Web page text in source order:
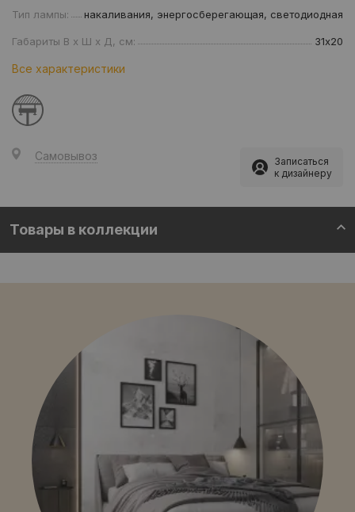
Тип лампы: накаливания, энергосберегающая, светодиодная
Габариты В х Ш х Д, см: 31х20
Все характеристики
Самовывоз
Записаться
к дизайнеру
Товары в коллекции